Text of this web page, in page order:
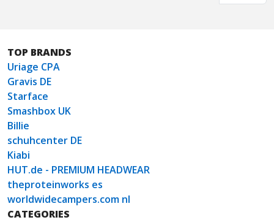
TOP BRANDS
Uriage CPA
Gravis DE
Starface
Smashbox UK
Billie
schuhcenter DE
Kiabi
HUT.de - PREMIUM HEADWEAR
theproteinworks es
worldwidecampers.com nl
CATEGORIES